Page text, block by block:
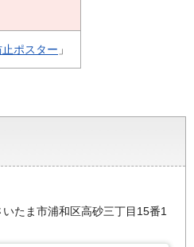
ポスター 」
たま市浦和区高砂三丁目15番1